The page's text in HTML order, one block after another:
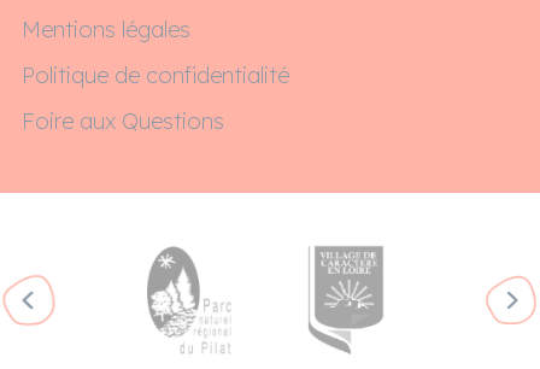
Mentions légales
Politique de confidentialité
Foire aux Questions